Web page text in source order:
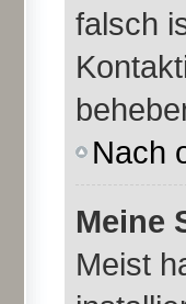
falsch
Nach
Meine
Meist